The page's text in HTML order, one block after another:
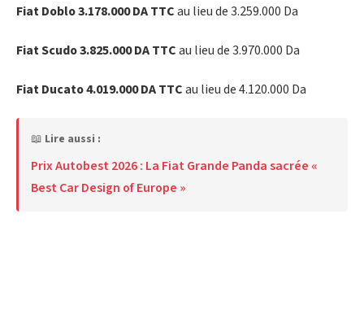
Fiat Doblo 3.178.000 DA TTCau lieu de 3.259.000 Da
Fiat Scudo 3.825.000 DA TTCau lieu de 3.970.000 Da
Fiat Ducato 4.019.000 DA TTCau lieu de 4.120.000 Da
📖 Lire aussi :
Prix Autobest 2026 : La Fiat Grande Panda sacrée «
Best Car Design of Europe »